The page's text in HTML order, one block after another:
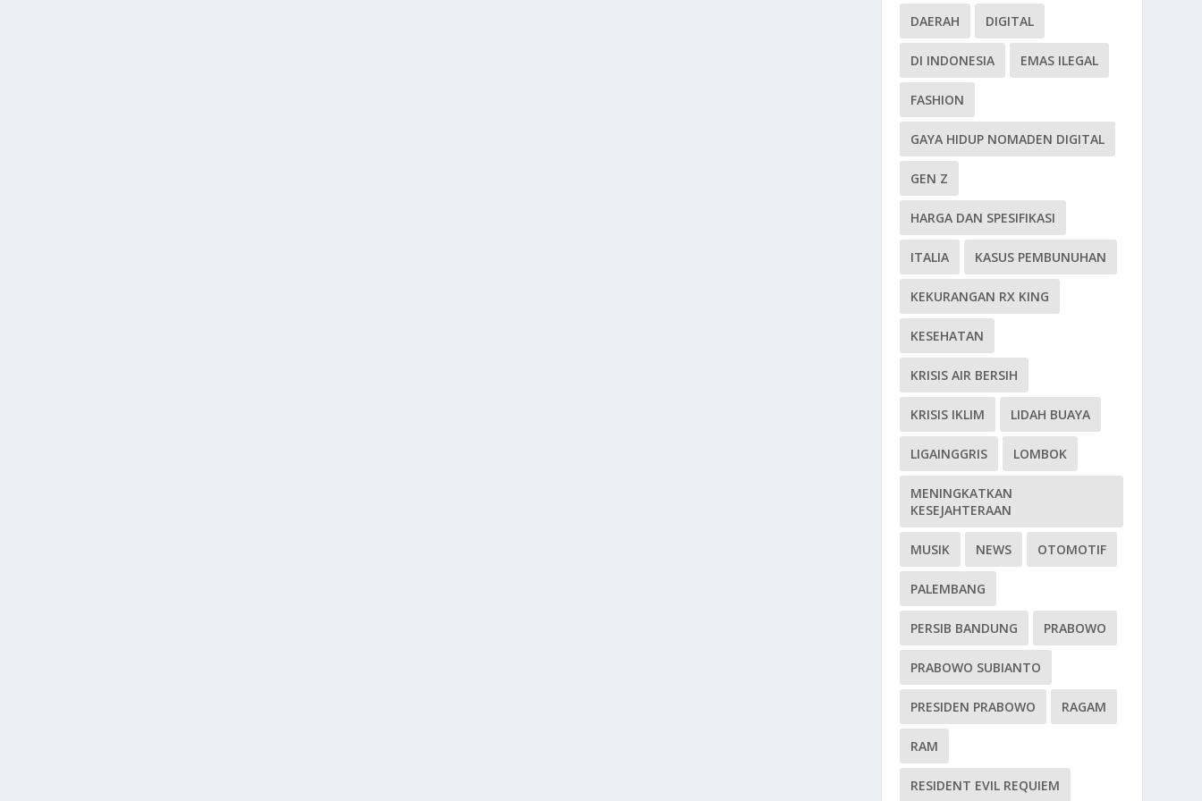
DAERAH DIGITAL
DI INDONESIA EMAS ILEGAL
FASHION
GAYA HIDUP NOMADEN DIGITAL
GEN Z
HARGA DAN SPESIFIKASI
ITALIA KASUS PEMBUNUHAN
KEKURANGAN RX KING
KESEHATAN
KRISIS AIR BERSIH
KRISIS IKLIM LIDAH BUAYA
LIGAINGGRIS LOMBOK
MENINGKATKAN
KESEJAHTERAAN
MUSIK NEWS OTOMOTIF
PALEMBANG
PERSIB BANDUNG PRABOWO
PRABOWO SUBIANTO
PRESIDEN PRABOWO RAGAM
RAM
RESIDENT EVIL REQUIEM